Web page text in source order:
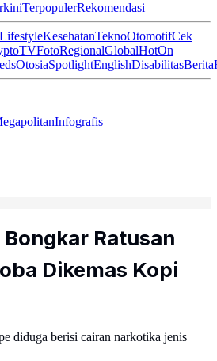
TerpopulerRekomendasi
LifestyleKesehatanTeknoOtomotifCek
TVFotoRegionalGlobalHotOn
OtosiaSpotlightEnglishDisabilitasBerita
Infografis
Ratusan
Dikemas Kopi
diduga berisi cairan narkotika jenis